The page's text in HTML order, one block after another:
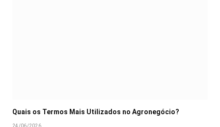
Quais os Termos Mais Utilizados no Agronegócio?
24/06/2026